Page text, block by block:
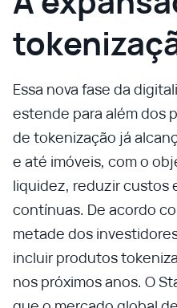
Essa nova fase da
estende para além dos
de tokenização já
e até imóveis, com o
liquidez, reduzir custos
contínuas. De acordo
metade dos
incluir produtos
nos próximos anos. O